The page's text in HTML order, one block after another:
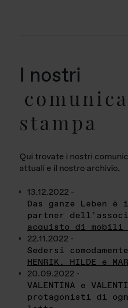
I nostri
stampa
Qui trovate i nostri
attuali e il nostro archivio.
13.12.2022 -
Das ganze Leben è
partner
acquisto di mobili
22.11.2022 -
Sedersi
HENRIK, HILDE e
20.09.2022 -
VALENTINA e
protagonisti di